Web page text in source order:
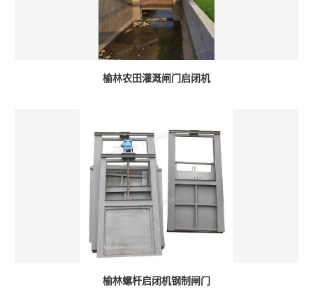
榆林农田灌溉闸门启闭机
榆林螺杆启闭机钢制闸门